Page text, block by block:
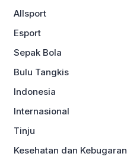
Allsport
Esport
Sepak Bola
Bulu Tangkis
Indonesia
Internasional
Tinju
Kesehatan dan Kebugaran